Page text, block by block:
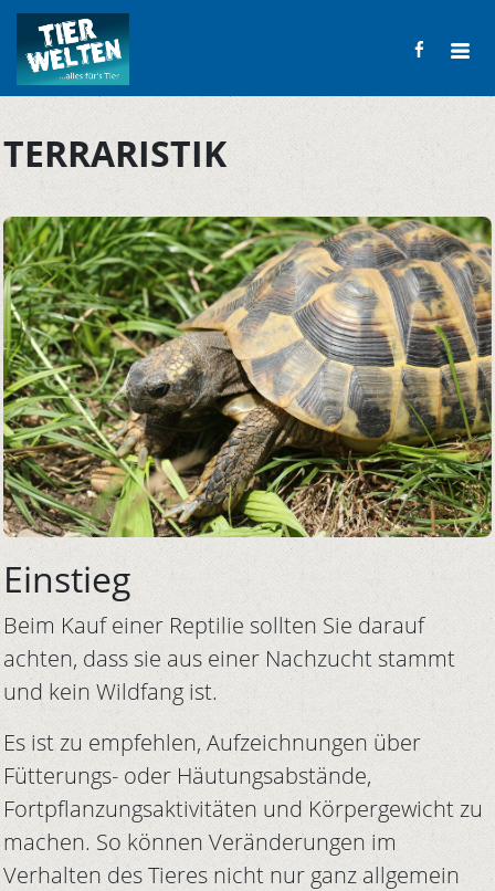
TERRARISTIK
Einstieg
Beim Kauf einer Reptilie sollten Sie darauf
achten, dass sie aus einer Nachzucht stammt
und kein Wildfang ist.
Es ist zu empfehlen, Aufzeichnungen über
Fütterungs- oder Häutungsabstände,
Fortpflanzungsaktivitäten und Körpergewicht zu
machen. So können Veränderungen im
Verhalten des Tieres nicht nur ganz allgemein